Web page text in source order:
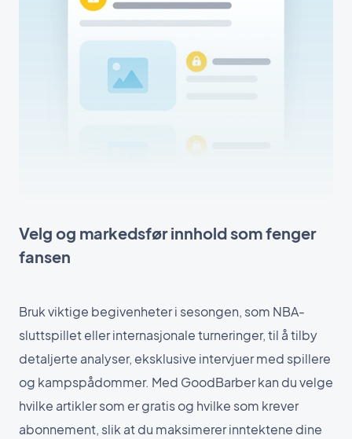
Velg og markedsfør innhold som fenger
fansen
Bruk viktige begivenheter i sesongen, som NBA-
sluttspillet eller internasjonale turneringer, til å tilby
detaljerte analyser, eksklusive intervjuer med spillere
og kampspådommer. Med GoodBarber kan du velge
hvilke artikler som er gratis og hvilke som krever
abonnement, slik at du maksimerer inntektene dine